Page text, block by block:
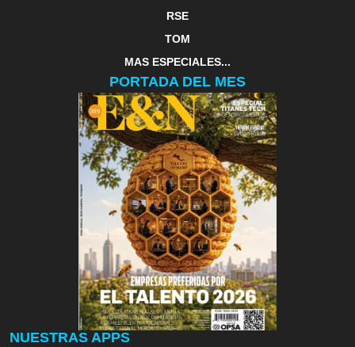
RSE
TOM
MAS ESPECIALES...
PORTADA DEL MES
NUESTRAS APPS